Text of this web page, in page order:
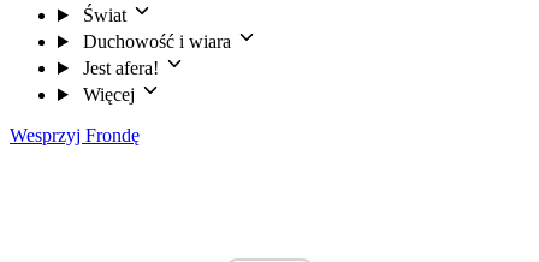
Świat
Duchowość i wiara
Jest afera!
Więcej
Wesprzyj Frondę